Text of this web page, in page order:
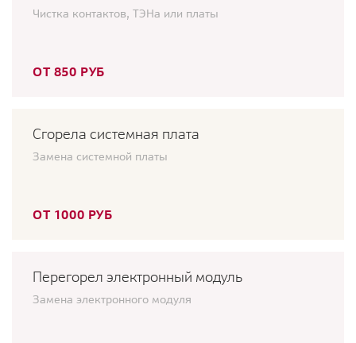
Чистка контактов, ТЭНа или платы
ОТ 850 РУБ
Сгорела системная плата
Замена системной платы
ОТ 1000 РУБ
Перегорел электронный модуль
Замена электронного модуля